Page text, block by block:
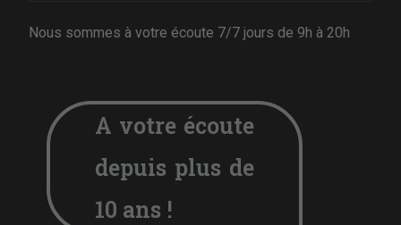
Nous sommes à votre écoute 7/7 jours de 9h à 20h
A votre écoute
depuis plus de
10 ans !